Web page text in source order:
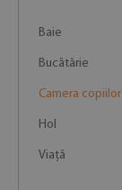
Baie
Bucătărie
Camera copiilor
Hol
Viaţă